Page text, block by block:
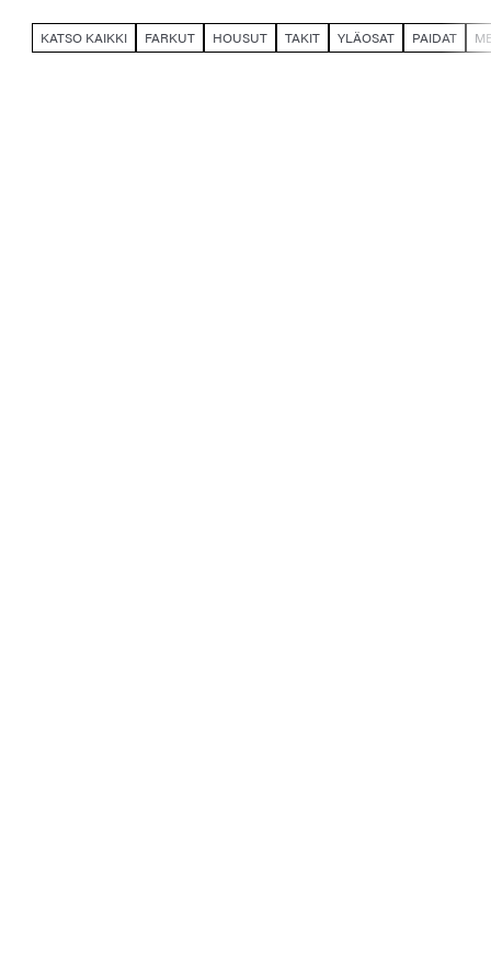
KATSO KAIKKI FARKUT HOUSUT TAKIT YLÄOSAT PAIDAT